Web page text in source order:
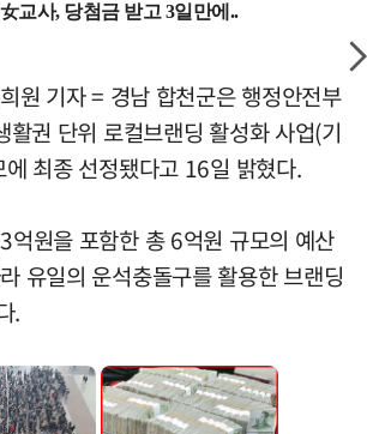
원 기자 = 경남 합천군은 행정안전부
활권 단위 로컬브랜딩 활성화 사업(기
최종 선정됐다고 16일 밝혔다.
억원을 포함한 총 6억원 규모의 예산
유일의 운석충돌구를 활용한 브랜딩
.